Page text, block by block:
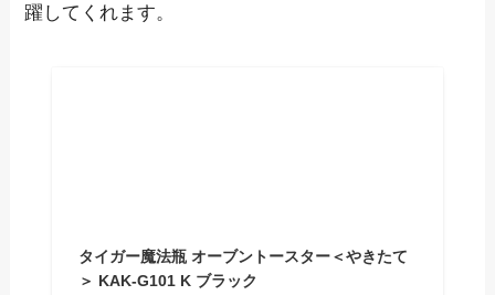
躍してくれます。
タイガー魔法瓶 オーブントースター＜やきたて
＞ KAK-G101 K ブラック